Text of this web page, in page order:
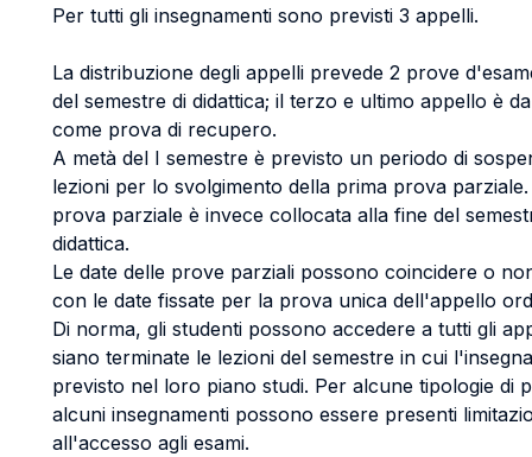
Per tutti gli insegnamenti sono previsti 3 appelli.
La distribuzione degli appelli prevede 2 prove
del semestre di didattica; il terzo e ultimo appello è
come prova di recupero.
A metà del I semestre è previsto un periodo di
lezioni per lo svolgimento della prima prova
prova parziale è invece collocata alla fine del
didattica.
Le date delle prove parziali possono coincidere o
con le date fissate per la prova unica dell'appello
Di norma, gli studenti possono accedere a tutti gli
siano terminate le lezioni del semestre in cui
previsto nel loro piano studi. Per alcune tipologie di
alcuni insegnamenti possono essere presenti
all'accesso agli esami.